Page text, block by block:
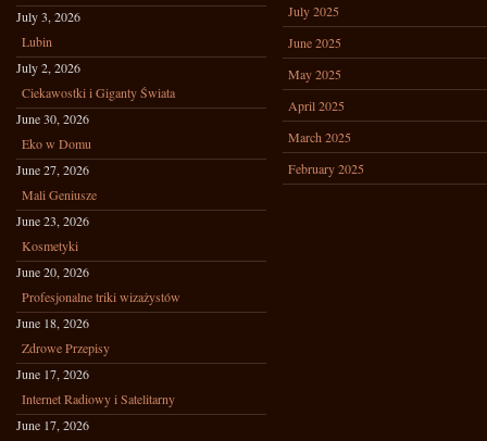
July 3, 2026
Lubin
July 2, 2026
Ciekawostki i Giganty Świata
June 30, 2026
Eko w Domu
June 27, 2026
Mali Geniusze
June 23, 2026
Kosmetyki
June 20, 2026
Profesjonalne triki wizażystów
June 18, 2026
Zdrowe Przepisy
June 17, 2026
Internet Radiowy i Satelitarny
June 17, 2026
July 2025
June 2025
May 2025
April 2025
March 2025
February 2025